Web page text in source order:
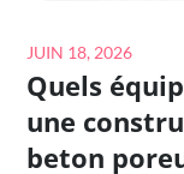
Posted
on
JUIN 18, 2026
Quels
une
beton